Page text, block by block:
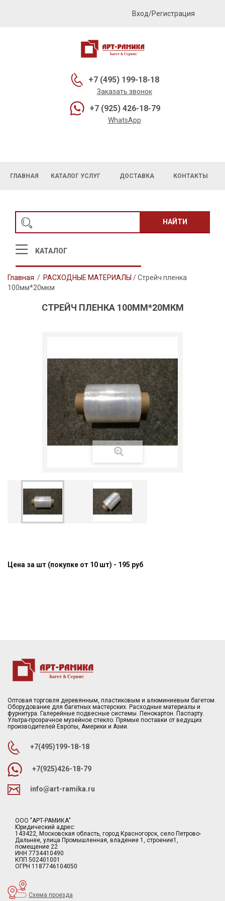
Вход/Регистрация
+7 (495) 199-18-18
Заказать звонок
+7 (925) 426-18-79
WhatsApp
ГЛАВНАЯ КАТАЛОГ УСЛУГ ДОСТАВКА КОНТАКТЫ
НАЙТИ
КАТАЛОГ
Главная / РАСХОДНЫЕ МАТЕРИАЛЫ /Стрейч пленка
100мм*20мкм
СТРЕЙЧ ПЛЕНКА 100ММ*20МКМ
Цена за шт (покупке от 10 шт) - 195 руб
Оптовая торговля деревянным, пластиковым и алюминиевым багетом.
Оборудование для багетных мастерских. Расходные материалы и
фурнитура. Галерейные подвесные системы. Пенокартон. Паспарту.
Ультра-прозрачное музейное стекло. Прямые поставки от ведущих
производителей Европы, Америки и Азии.
+7(495)199-18-18
+7(925)426-18-79
info@art-ramika.ru
ООО "АРТ-РАМИКА"
Юридический адрес:
143422, Московская область, город Красногорск, село Петрово-
Дальнее, улица Промышленная, владение 1, строение1,
помещение 22
ИНН 7734410490
КПП 502401001
ОГРН 1187746104050
Схема проезда